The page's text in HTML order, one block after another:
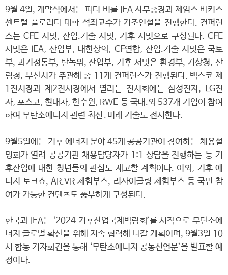
9월 4일, 개막식에서는 파티 비롤 IEA 사무총장과 제임스 바커스
센트럴 플로리다 대학 석좌교수가 기조연설을 진행한다. 컨퍼런
스는 CFE 서밋, 산업.기술 서밋, 기후 서밋으로 구성된다. CFE
서밋은 IEA, 산업부, 대한상의, CF연합, 산업.기술 서밋은 국토
부, 과기정통부, 탄녹위, 산업부, 기후 서밋은 환경부, 기상청, 산
림청, 부산시가 주관해 총 11개 컨퍼런스가 진행된다. 벡스코 제
1전시장과 제2전시장에서 열리는 전시회에는 삼성전자, LG전
자, 포스코, 현대차, 한수원, RWE 등 국내.외 537개 기업이 참여
하여 무탄소에너지 관련 최신․미래 기술도 전시한다.
9월5일에는 기후 에너지 분야 45개 공공기관이 참여하는 채용설
명회가 열려 공공기관 채용담당자가 1:1 상담을 진행하는 등 기
후산업에 대한 청년들의 관심도 제고할 계획이다. 이외, 기후 에
너지 토크쇼, AR.VR 체험부스, 리사이클링 체험부스 등 국민 참
여가 가능한 컨텐츠도 풍부하게 구성된다.
한국과 IEA는 ‘2024 기후산업국제박람회’를 시작으로 무탄소에
너지 글로벌 확산을 위해 지속 협력해 나갈 계획이며, 9월3일 10
시 합동 기자회견을 통해 ‘무탄소에너지 공동선언문’을 발표할 예
정이다.